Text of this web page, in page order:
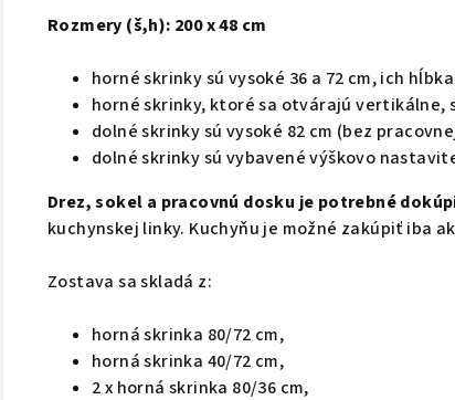
Rozmery (š,h): 200 x 48 cm
horné skrinky sú vysoké 36 a 72 cm, ich
horné skrinky, ktoré sa otvárajú vertikálne,
dolné skrinky sú vysoké 82 cm (bez
dolné skrinky sú vybavené výškovo
Drez, sokel a pracovnú dosku je potrebné
kuchynskej linky. Kuchyňu je možné zakúpiť iba
Zostava sa skladá z:
horná skrinka 80/72 cm,
horná skrinka 40/72 cm,
2 x horná skrinka 80/36 cm,